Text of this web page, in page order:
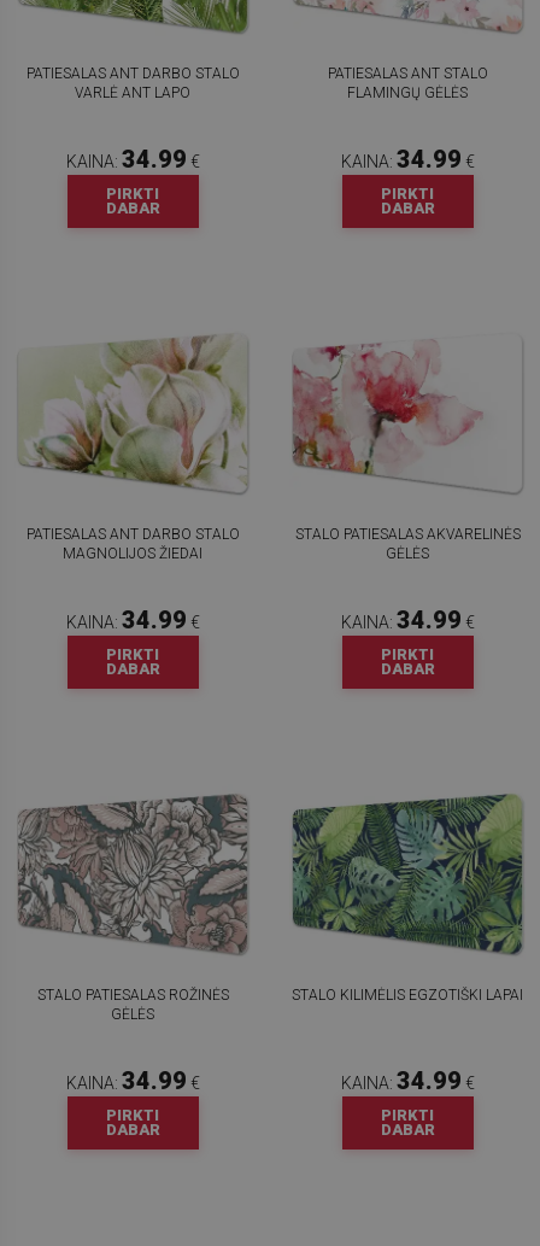
PATIESALAS ANT DARBO STALO
VARLĖ ANT LAPO
KAINA: 34.99 €
PIRKTI
DABAR
PATIESALAS ANT STALO
FLAMINGŲ GĖLĖS
KAINA: 34.99 €
PIRKTI
DABAR
PATIESALAS ANT DARBO STALO
MAGNOLIJOS ŽIEDAI
KAINA: 34.99 €
PIRKTI
DABAR
STALO PATIESALAS AKVARELINĖS
GĖLĖS
KAINA: 34.99 €
PIRKTI
DABAR
STALO PATIESALAS ROŽINĖS
GĖLĖS
KAINA: 34.99 €
PIRKTI
DABAR
STALO KILIMĖLIS EGZOTIŠKI LAPAI
KAINA: 34.99 €
PIRKTI
DABAR